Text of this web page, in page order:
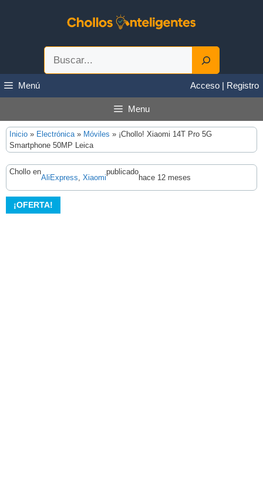
Menú Acceso | Registro
Menu
Inicio » Electrónica» Móviles » ¡Chollo! Xiaomi 14T Pro 5G
Smartphone 50MP Leica
Chollo en
AliExpress Xiaomi
publicado
hace 12 meses
¡OFERTA!